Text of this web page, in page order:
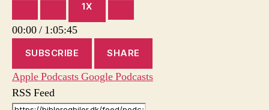
EPISODE
10
SECONDS
1X
30
00:00/ 1:05:45
SUBSCRIBE SHARE
Apple PodcastsGoogle Podcasts
RSS Feed